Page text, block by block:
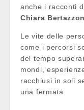
anche i racconti
Chiara
Le vite delle
come i percorsi
del tempo
mondi,
racchiusi in soli
una fermata.